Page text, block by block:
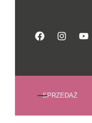
SPRZEDAŻ